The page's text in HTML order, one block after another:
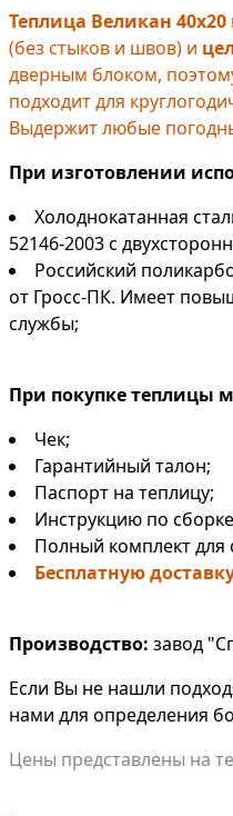
Теплица Великан 40х20
(без стыков и швов) и
дверным блоком,
подходит для
Выдержит любые
При изготовлении
Холоднокатанная
52146-2003 с
Российский
от Гросс-ПК. Имеет
службы;
При покупке теплицы
Чек;
Гарантийный талон;
Паспорт на теплицу;
Инструкцию по
Полный комплект для
Бесплатную
Производство: завод
Если Вы не нашли
нами для определения
Цены представлены на